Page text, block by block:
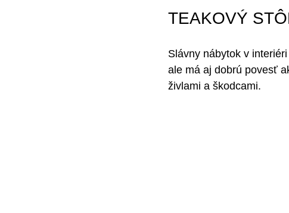
TEAKOVÝ
Slávny nábytok v
ale má aj dobrú povesť
živlami a škodcami.